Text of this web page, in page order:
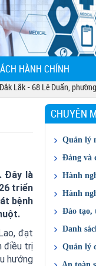
HÀNH CHÍNH
Lê Duẩn, phường Buôn
Đây là
triển
bệnh
đạt
điều trị
hướng
CHUYÊN
Quản lý
Chỉ đạo
Giá
Kết quả
Đảng và
Công
Đảng
Đoàn
Hành
Cấp
Cấp
Kế
Danh
KBCB
Hành
Giấy
Quản lý
Cấp
Đào tạo,
Thông
Thông
Danh
DS
Quản lý
Báo cáo